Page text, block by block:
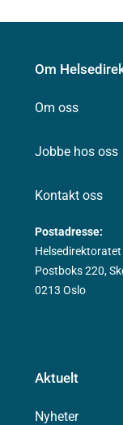
Om
Om oss
Jobbe hos oss
Kontakt oss
Postadresse:
Helsedirektoratet
Postboks 220,
0213 Oslo
Aktuelt
Nyheter